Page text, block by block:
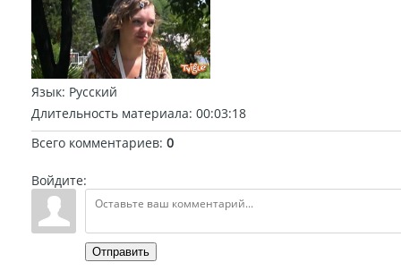
Язык: Русский
Длительность материала: 00:03:18
Всего комментариев: 0
Войдите:
Отправить